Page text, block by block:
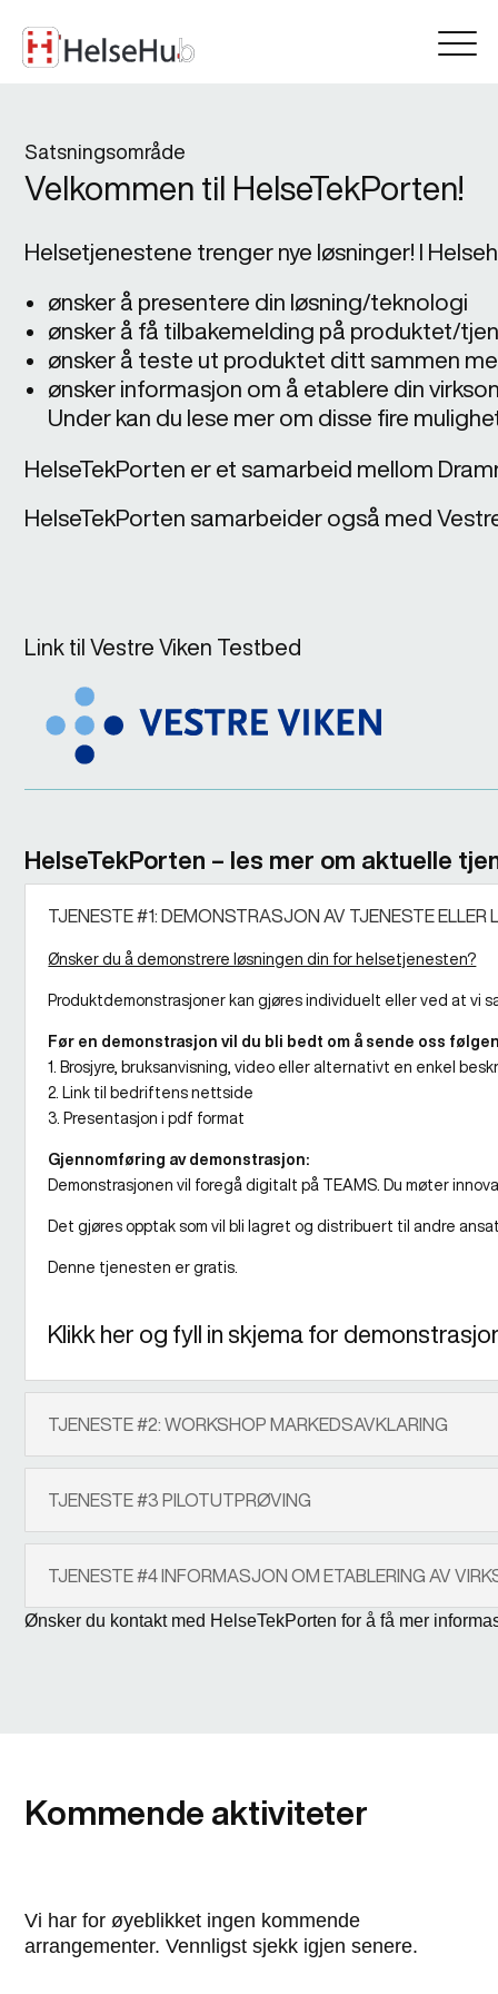
Satsningsområde
Velkommen til HelseTekPorten!
Helsetjenestene trenger nye løsninger! I
ønsker å presentere din løsning/teknologi
ønsker å få tilbakemelding på produktet/
ønsker å teste ut produktet ditt sammen
ønsker informasjon om å etablere din
Under kan du lese mer om disse fire
HelseTekPorten er et samarbeid mellom
HelseTekPorten samarbeider også med
Link til Vestre Viken Testbed
HelseTekPorten – les mer om aktuelle
TJENESTE #1: DEMONSTRASJON AV TJENESTE ELLER
Ønsker du å demonstrere løsningen din for helsetjenesten?
Produktdemonstrasjoner kan gjøres individuelt eller ved at vi
Før en demonstrasjon vil du bli bedt om å sende oss
1. Brosjyre, bruksanvisning, video eller alternativt en enkel
2. Link til bedriftens nettside
3. Presentasjon i pdf format
Gjennomføring av demonstrasjon:
Demonstrasjonen vil foregå digitalt på TEAMS. Du møter
Det gjøres opptak som vil bli lagret og distribuert til andre
Denne tjenesten er gratis.
Klikk her og fyll in skjema for
TJENESTE #2: WORKSHOP MARKEDSAVKLARING
TJENESTE #3 PILOTUTPRØVING
TJENESTE #4 INFORMASJON OM ETABLERING AV
Ønsker du kontakt med HelseTekPorten for å få mer
Kommende aktiviteter
Vi har for øyeblikket ingen kommende
arrangementer. Vennligst sjekk igjen senere.